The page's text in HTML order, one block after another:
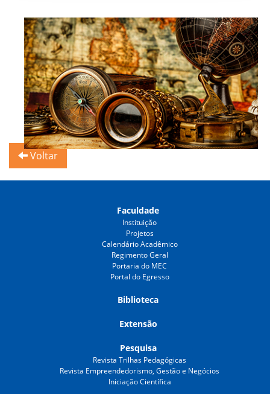
Voltar
Faculdade
Instituição
Projetos
Calendário Acadêmico
Regimento Geral
Portaria do MEC
Portal do Egresso
Biblioteca
Extensão
Pesquisa
Revista Trilhas Pedagógicas
Revista Empreendedorismo, Gestão e Negócios
Iniciação Científica